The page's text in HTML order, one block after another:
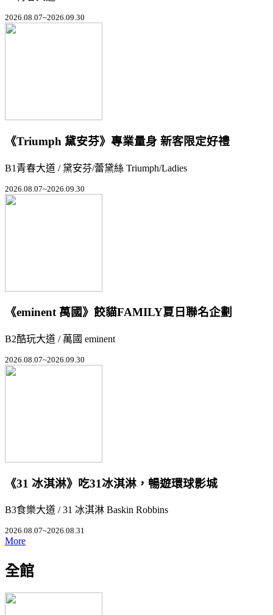
2026.08.07~2026.09.30
《Triumph 黛安芬》專業量身 新客限定好禮
B1青春大道 / 黛安芬/蕾黛絲 Triumph/Ladies
2026.08.07~2026.09.30
《eminent 萬國》餃貓FAMILY夏日聯名企劃
B2酷玩大道 / 萬國 eminent
2026.08.07~2026.09.30
《31 冰淇淋》吃31冰淇淋，暢遊環球影城
B3食樂大道 / 31 冰淇淋 Baskin Robbins
2026.08.07~2026.08.31
More
全館